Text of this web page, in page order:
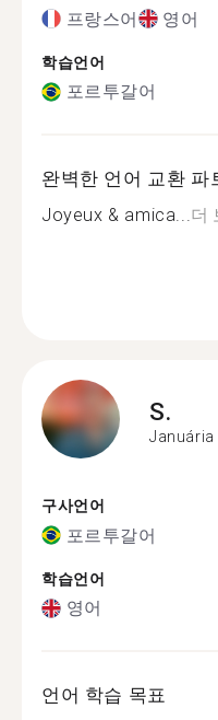
프랑스어 영어
학습언어
포르투갈어
완벽한 언어 교환 파
Joyeux & amica...더
S.
Januária
구사언어
포르투갈어
학습언어
영어
언어 학습 목표